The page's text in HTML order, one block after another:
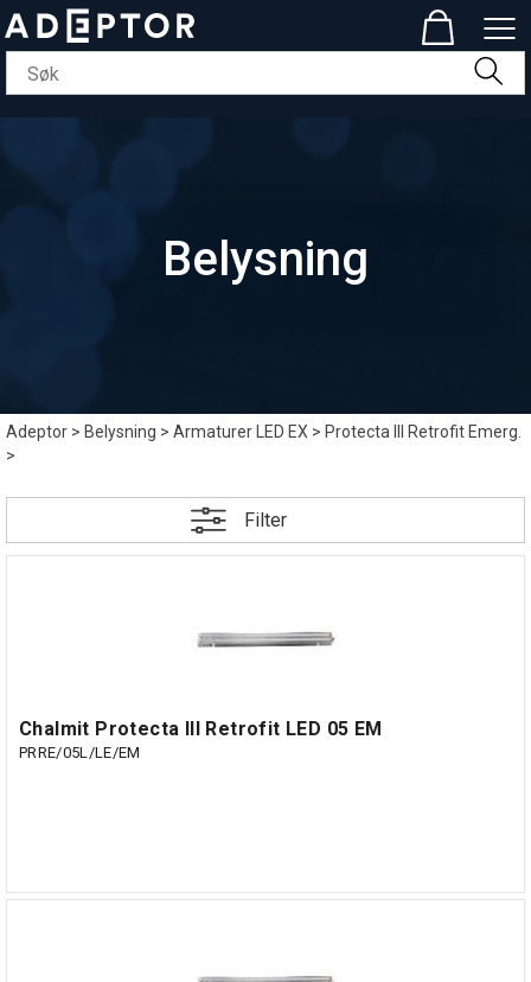
Belysning
Adeptor>Belysning>Armaturer LED EX>Protecta III Retrofit Emerg.
>
Filter
Chalmit Protecta III Retrofit LED 05 EM
PRRE/05L/LE/EM